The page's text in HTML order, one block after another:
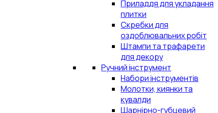
Приладдя для укладання
плитки
Скребки для
оздоблювальних робіт
Штампи та трафарети
для декору
Ручний інструмент
Набори інструментів
Молотки, киянки та
кувалди
Шарнірно-губцевий